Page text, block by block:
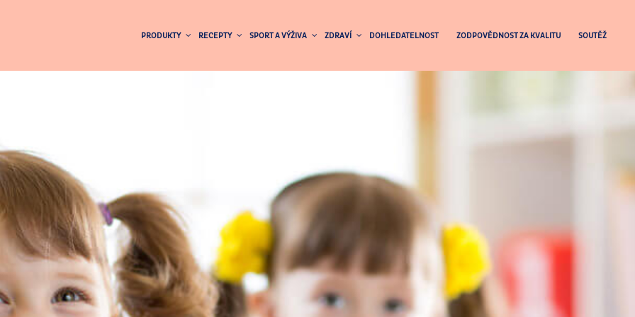
PRODUKTY RECEPTY SPORT A VÝŽIVA ZDRAVÍ DOHLEDATELNOST ZODPOVĚDNOST ZA KVALITU SOUTĚŽ